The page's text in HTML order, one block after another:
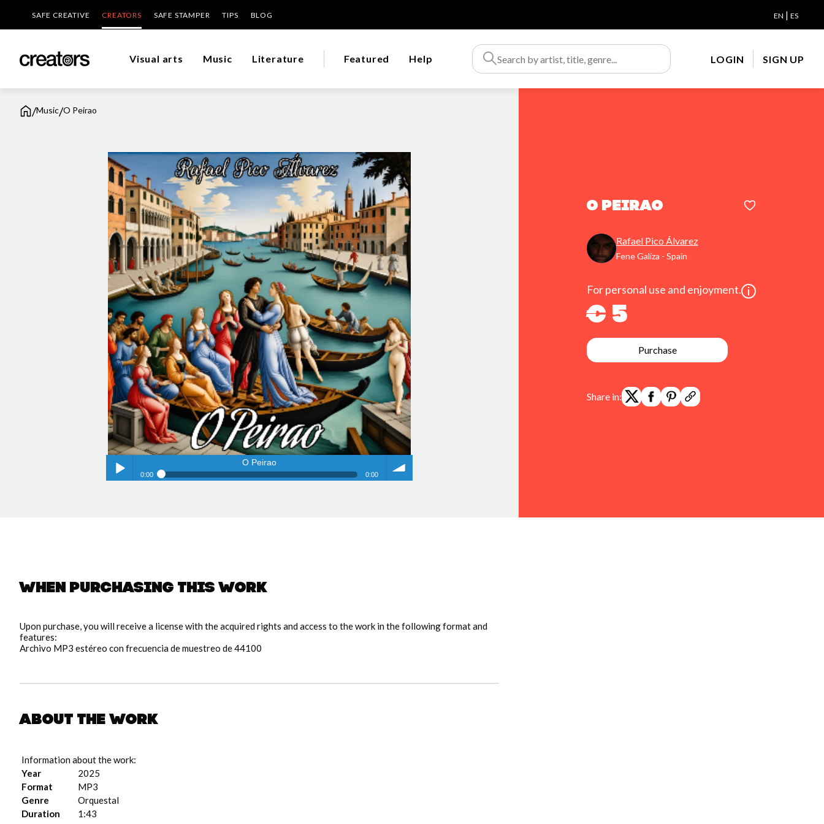
SAFE CREATIVE CREATORS SAFE STAMPER TIPS BLOG EN | ES
Visual arts Music Literature Featured Help LOGIN SIGN UP
/Music/O Peirao
O Peirao
Rafael Pico Álvarez
Fene Galiza - Spain
For personal use and enjoyment.
€ 5
Purchase
Share in:
pause
O Peirao
0:00 0:00
When purchasing this work
Upon purchase, you will receive a license with the acquired rights and access to the work in the following format and
features:
Archivo MP3 estéreo con frecuencia de muestreo de 44100
About the work
Information about the work:
Year
2025
Format
MP3
Genre
Orquestal
Duration
1:43